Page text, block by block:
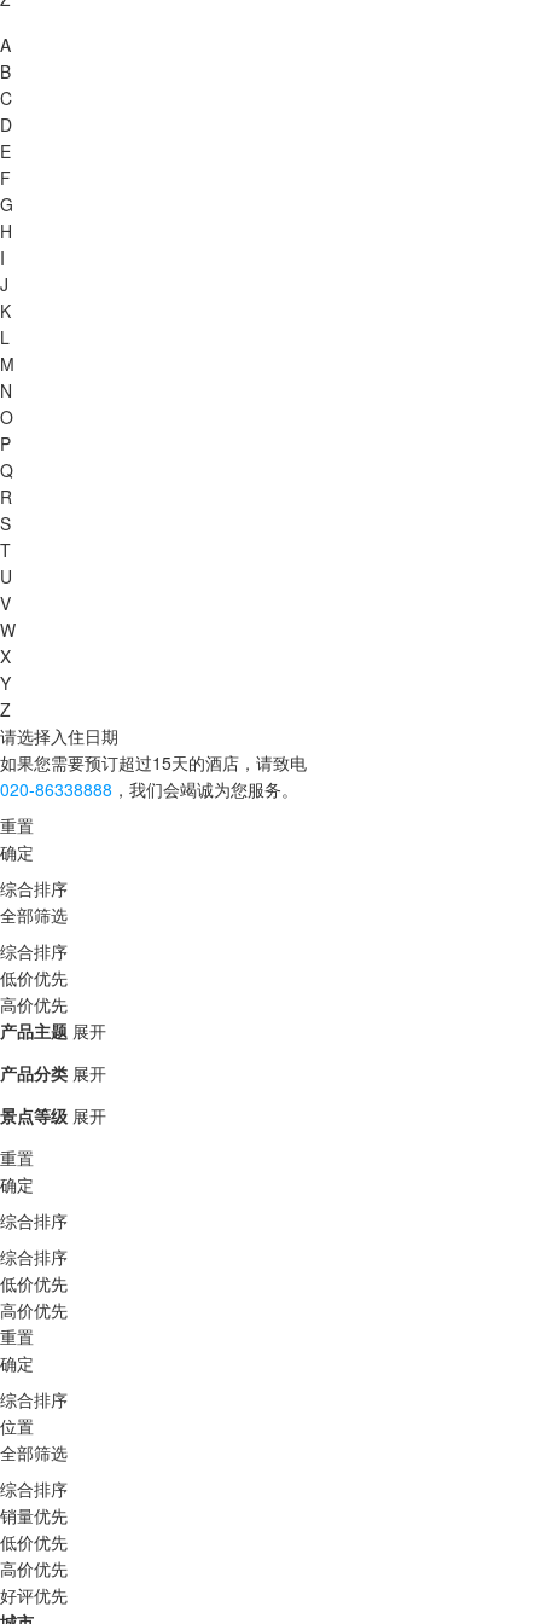
A
B
C
D
E
F
G
H
I
J
K
L
M
N
O
P
Q
R
S
T
U
V
W
X
Y
Z
请选择入住日期
如果您需要预订超过15天的酒店，请致电
020-86338888 ，我们会竭诚为您服务。
重置
确定
综合排序
全部筛选
综合排序
低价优先
高价优先
产品主题 展开
产品分类 展开
景点等级 展开
重置
确定
综合排序
综合排序
低价优先
高价优先
重置
确定
综合排序
位置
全部筛选
综合排序
销量优先
低价优先
高价优先
好评优先